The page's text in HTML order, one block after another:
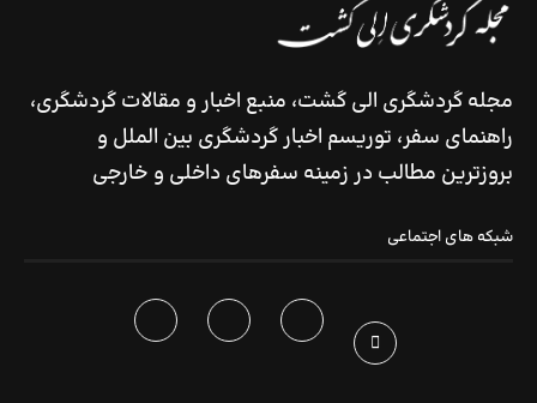
مجله گردشگری الی گشت، منبع اخبار و مقالات گردشگری،
راهنمای سفر، توریسم اخبار گردشگری بین الملل و
بروزترین مطالب در زمینه سفرهای داخلی و خارجی
شبکه های اجتماعی